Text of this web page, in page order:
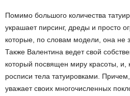
Помимо большого количества
украшает пирсинг, дреды и просто
которые, по словам модели, она не
Также Валентина ведет свой
который посвящен миру красоты, и,
росписи тела татуировками.
уважает своих многочисленных